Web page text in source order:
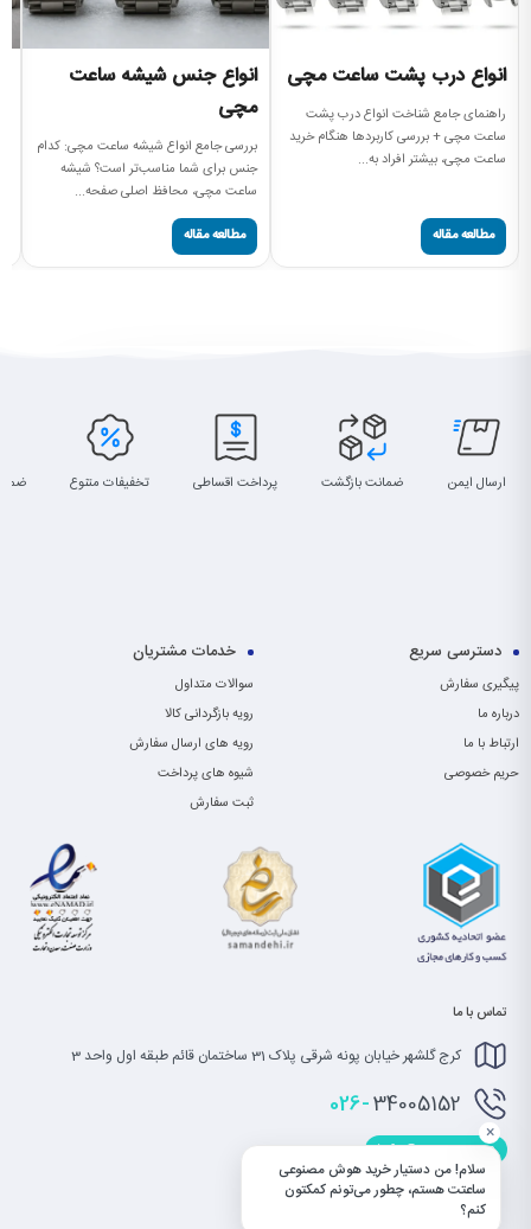
انواع درب پشت ساعت مچی
راهنمای جامع شناخت انواع درب پشت
ساعت مچی + بررسی کاربردها هنگام خرید
ساعت مچی، بیشتر افراد به...
مطالعه مقاله
انواع جنس شیشه ساعت
مچی
بررسی جامع انواع شیشه ساعت مچی: کدام
جنس برای شما مناسب‌تر است؟ شیشه
ساعت مچی، محافظ اصلی صفحه...
مطالعه مقاله
ارسال ایمن ضمانت بازگشت پرداخت اقساطی تخفیفات متنوع
دسترسی سریع
پیگیری سفارش
درباره ما
ارتباط با ما
حریم خصوصی
خدمات مشتریان
سوالات متداول
رویه بازگردانی کالا
رویه های ارسال سفارش
شیوه های پرداخت
ثبت سفارش
تماس با ما
کرج گلشهر خیابان پونه شرقی پلاک 31 ساختمان قائم طبقه اول واحد 3
026-34005152
info@saatet.com
سلام! من دستیار خرید هوش مصنوعی
ساعتت هستم، چطور می‌تونم کمکتون
کنم؟
×